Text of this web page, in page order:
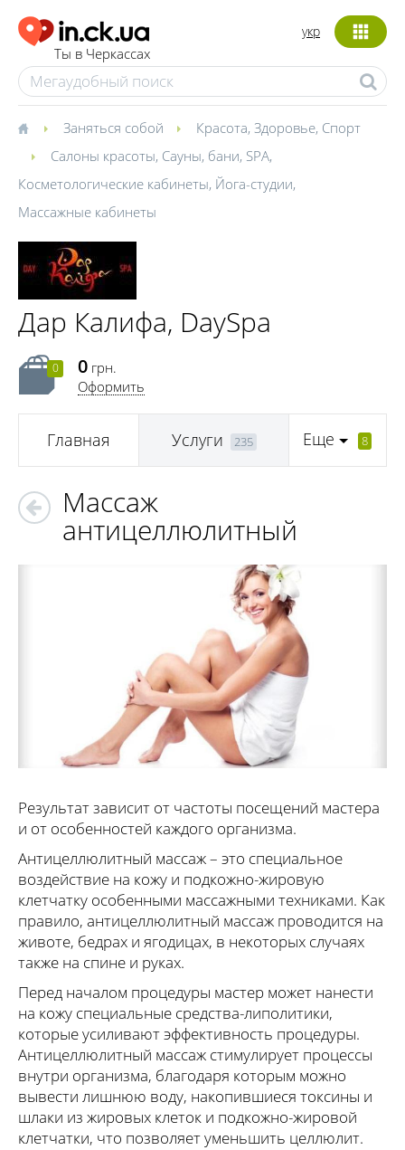
Ты в Черкассах
укр
Заняться собой Красота, Здоровье, Спорт
Салоны красоты, Сауны, бани, SPA,
Косметологические кабинеты, Йога-студии,
Массажные кабинеты
Дар Калифа, DaySpa
0 0 грн.
Оформить
Главная Услуги 235 Еще 8
Массаж
антицеллюлитный
Результат зависит от частоты посещений мастера
и от особенностей каждого организма.
Антицеллюлитный массаж – это специальное
воздействие на кожу и подкожно-жировую
клетчатку особенными массажными техниками. Как
правило, антицеллюлитный массаж проводится на
животе, бедрах и ягодицах, в некоторых случаях
также на спине и руках.
Перед началом процедуры мастер может нанести
на кожу специальные средства-липолитики,
которые усиливают эффективность процедуры.
Антицеллюлитный массаж стимулирует процессы
внутри организма, благодаря которым можно
вывести лишнюю воду, накопившиеся токсины и
шлаки из жировых клеток и подкожно-жировой
клетчатки, что позволяет уменьшить целлюлит.